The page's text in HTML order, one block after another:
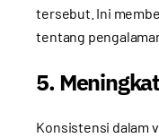
tersebut. Ini
tentang
5.
Konsistensi dalam